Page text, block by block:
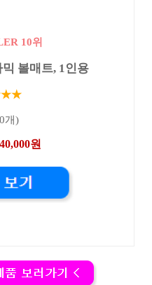
10위
볼매트, 1인용
개)
원